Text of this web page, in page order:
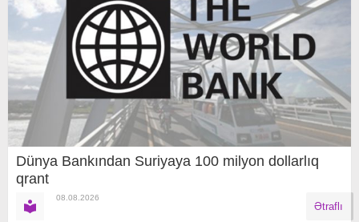
Dünya Bankından Suriyaya 100 milyon dollarlıq
qrant
08.08.2026
Ətraflı